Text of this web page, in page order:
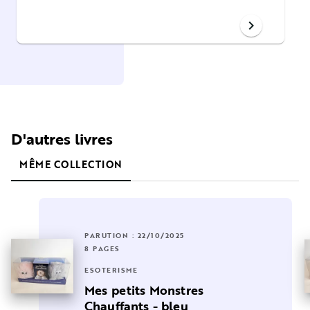
chevron_right
D'autres livres
MÊME COLLECTION
PARUTION : 22/10/2025
8 PAGES
ESOTÉRISME
Mes petits Monstres
Chauffants - bleu